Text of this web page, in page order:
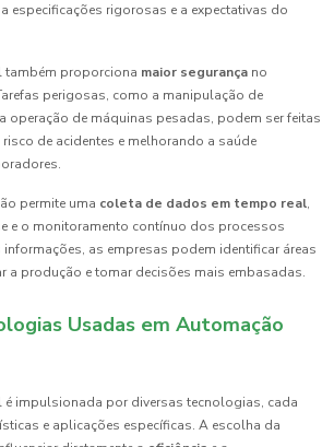
especificações rigorosas e a expectativas do
proporciona maior segurança no
perigosas, como a manipulação de
operação de máquinas pesadas, podem ser feitas
de acidentes e melhorando a saúde
permite uma coleta de dados em tempo real,
e o monitoramento contínuo dos processos
as empresas podem identificar áreas
a produção e tomar decisões mais embasadas.
Usadas em Automação
impulsionada por diversas tecnologias, cada
e aplicações específicas. A escolha da